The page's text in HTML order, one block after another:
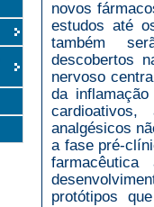
novos
estudos até
também
descobertos
nervoso
da
cardioativos,
analgésicos
a fase pré-
protótipos